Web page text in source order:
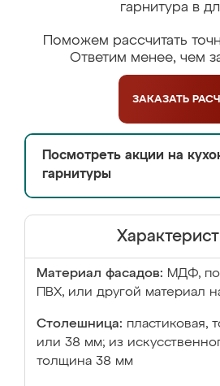
гарнитура в
Поможем рассчитать
Ответим менее, чем
ЗАКАЗАТЬ
Посмотреть акции на
гарнитуры
Материал фасадов: МДФ,
ПВХ, или другой материал
Столешница: пластиковая,
или 38 мм; из
толщина 38 мм